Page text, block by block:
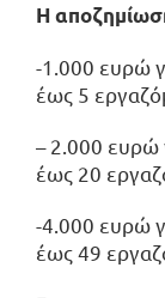
Η
-1.000 ευρώ
έως 5
– 2.000 ευρώ
έως 20
-4.000 ευρώ
έως 49